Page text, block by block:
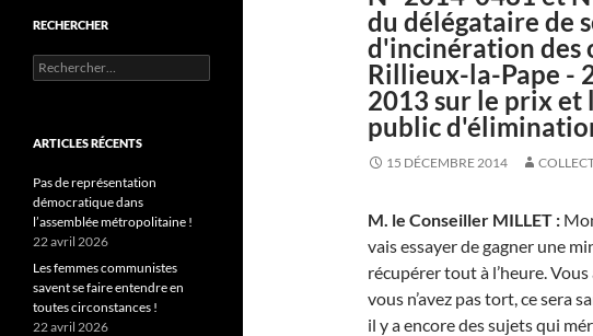
du délégataire de
d'incinération des
Rillieux-la-Pape -
2013 sur le prix et
public
15 DÉCEMBRE 2014
M. le Conseiller MILLET :
vais essayer de gagner une
récupérer tout à l’heure.
vous n’avez pas tort, ce sera
il y a encore des sujets qui
RECHERCHER
Rechercher :
ARTICLES RÉCENTS
Pas de représentation
démocratique dans
l’assemblée métropolitaine !
22 avril 2026
Les femmes communistes
savent se faire entendre en
toutes circonstances !
22 avril 2026